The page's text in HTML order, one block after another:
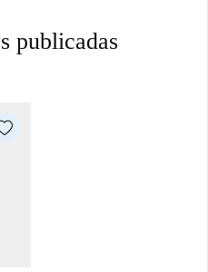
publicadas